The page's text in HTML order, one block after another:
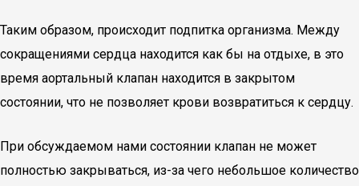
Таким образом, происходит подпитка организма. Между
сокращениями сердца находится как бы на отдыхе, в это
время аортальный клапан находится в закрытом
состоянии, что не позволяет крови возвратиться к сердцу.
При обсуждаемом нами состоянии клапан не может
полностью закрываться, из-за чего небольшое количество